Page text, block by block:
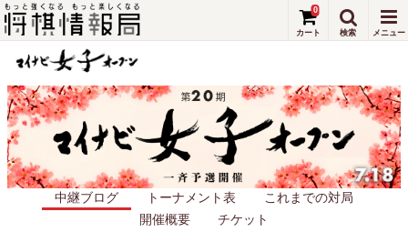
中継ブログ トーナメント表
これまでの対局
開催概要
チケット
0